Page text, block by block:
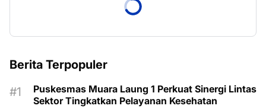
Berita Terpopuler
Puskesmas Muara Laung 1 Perkuat Sinergi Lintas
Sektor Tingkatkan Pelayanan Kesehatan